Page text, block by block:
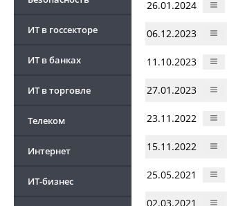
ИТ в госсекторе
ИТ в банках
ИТ в торговле
Телеком
Интернет
ИТ-бизнес
26.01.2024
06.12.2023
11.10.2023
27.01.2023
23.11.2022
15.11.2022
25.05.2021
02.03.2021